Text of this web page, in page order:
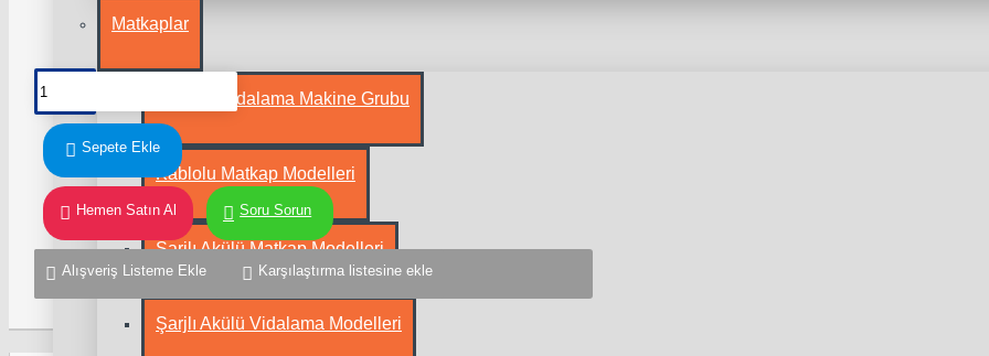
Matkaplar
Alçıpan Vidalama Makine Grubu
Kablolu Matkap Modelleri
Şarjlı Akülü Matkap Modelleri
Şarjlı Akülü Vidalama Modelleri
Sepete Ekle
Hemen Satın Al Soru Sorun
Alışveriş Listeme Ekle Karşılaştırma listesine ekle